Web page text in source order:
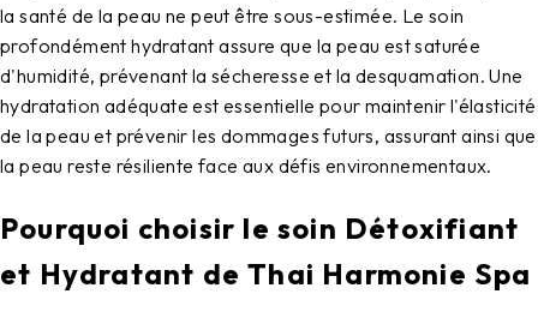
la santé de la peau ne peut être sous-estimée. Le soin
profondément hydratant assure que la peau est saturée
d'humidité, prévenant la sécheresse et la desquamation. Une
hydratation adéquate est essentielle pour maintenir l'élasticité
de la peau et prévenir les dommages futurs, assurant ainsi que
la peau reste résiliente face aux défis environnementaux.
Pourquoi choisir le soin Détoxifiant
et Hydratant de Thai Harmonie Spa